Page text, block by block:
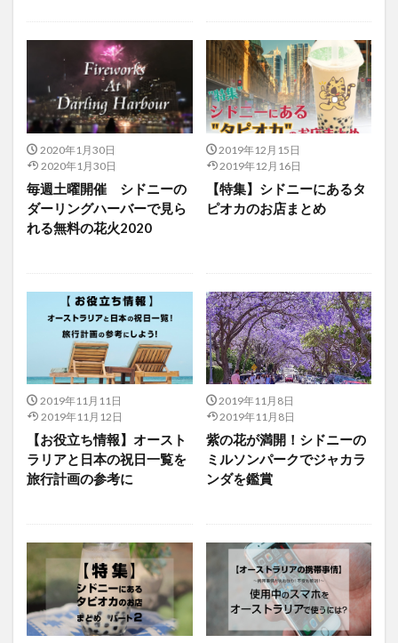
2020年1月30日
2020年1月30日
毎週土曜開催 シドニーの
ダーリングハーバーで見ら
れる無料の花火2020
2019年12月15日
2019年12月16日
【特集】シドニーにあるタ
ピオカのお店まとめ
2019年11月11日
2019年11月12日
【お役立ち情報】オースト
ラリアと日本の祝日一覧を
旅行計画の参考に
2019年11月8日
2019年11月8日
紫の花が満開！シドニーの
ミルソンパークでジャカラ
ンダを鑑賞